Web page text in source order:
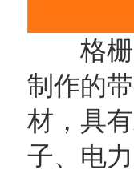
格栅通
制作的
材，具
子、电